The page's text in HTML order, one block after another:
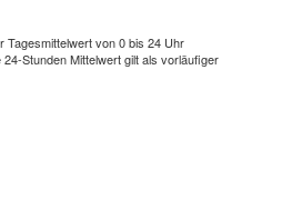
Tagesmittelwert von 0 bis 24 Uhr
Stunden Mittelwert gilt als vorläufiger